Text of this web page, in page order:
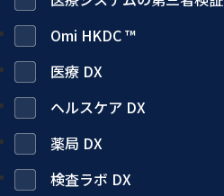
Omi HKDC ™
医療 DX
ヘルスケア DX
薬局 DX
検査ラボ DX